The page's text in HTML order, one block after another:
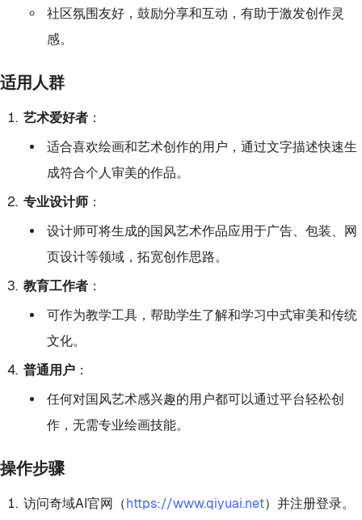
社区氛围友好，鼓励分享和互动，有助于激发创作灵
感。
适用人群
艺术爱好者：
适合喜欢绘画和艺术创作的用户，通过文字描述快速生
成符合个人审美的作品。
专业设计师：
设计师可将生成的国风艺术作品应用于广告、包装、网
页设计等领域，拓宽创作思路。
教育工作者：
可作为教学工具，帮助学生了解和学习中式审美和传统
文化。
普通用户：
任何对国风艺术感兴趣的用户都可以通过平台轻松创
作，无需专业绘画技能。
操作步骤
访问奇域AI官网（https://www.qiyuai.net）并注册登录。